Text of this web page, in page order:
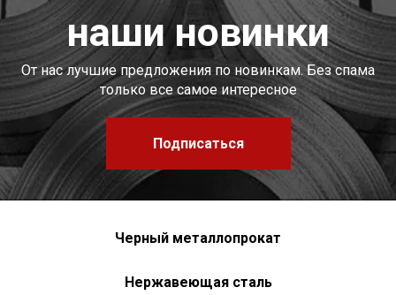
наши новинки
От нас лучшие предложения по новинкам. Без спама
только все самое интересное
Подписаться
Черный металлопрокат
Нержавеющая сталь